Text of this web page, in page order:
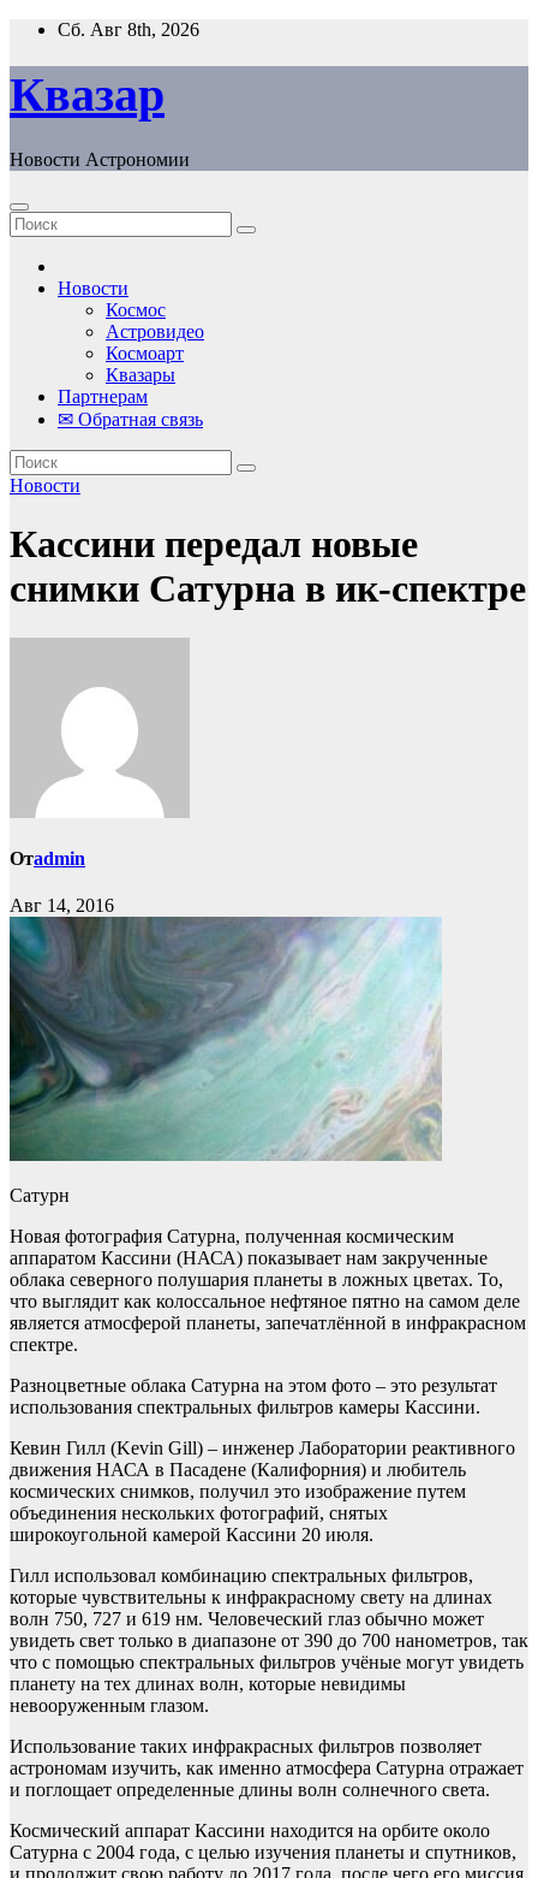
Перейти
содержанию
Сб. Авг 8th, 2026
Квазар
Новости Астрономии
Новости
Космос
Астровидео
Космоарт
Квазары
Партнерам
✉ Обратная связь
Новости
Кассини передал новые
снимки Сатурна в ик-спектре
Отadmin
Авг 14, 2016
Сатурн
Новая фотография Сатурна, полученная космическим
аппаратом Кассини (НАСА) показывает нам закрученные
облака северного полушария планеты в ложных цветах. То,
что выглядит как колоссальное нефтяное пятно на самом деле
является атмосферой планеты, запечатлённой в инфракрасном
спектре.
Разноцветные облака Сатурна на этом фото – это результат
использования спектральных фильтров камеры Кассини.
Кевин Гилл (Kevin Gill) – инженер Лаборатории реактивного
движения НАСА в Пасадене (Калифорния) и любитель
космических снимков, получил это изображение путем
объединения нескольких фотографий, снятых
широкоугольной камерой Кассини 20 июля.
Гилл использовал комбинацию спектральных фильтров,
которые чувствительны к инфракрасному свету на длинах
волн 750, 727 и 619 нм. Человеческий глаз обычно может
увидеть свет только в диапазоне от 390 до 700 нанометров, так
что с помощью спектральных фильтров учёные могут увидеть
планету на тех длинах волн, которые невидимы
невооруженным глазом.
Использование таких инфракрасных фильтров позволяет
астрономам изучить, как именно атмосфера Сатурна отражает
и поглощает определенные длины волн солнечного света.
Космический аппарат Кассини находится на орбите около
Сатурна с 2004 года, с целью изучения планеты и спутников,